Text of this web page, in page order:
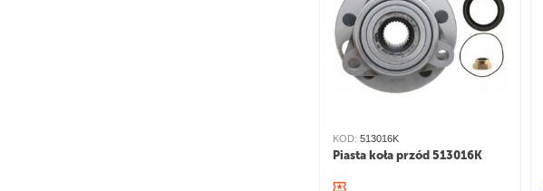
KOD: 513016K
Piasta koła przód 513016K